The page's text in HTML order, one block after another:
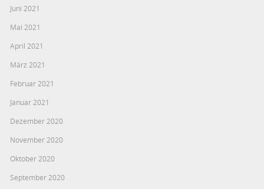
Juni 2021
Mai 2021
April 2021
März 2021
Februar 2021
Januar 2021
Dezember 2020
November 2020
Oktober 2020
September 2020